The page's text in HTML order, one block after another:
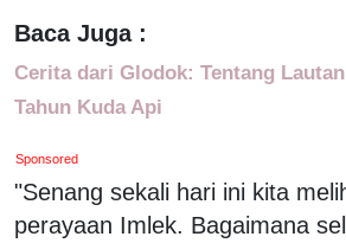
Baca Juga :
Cerita dari Glodok: Tentang
Tahun Kuda Api
Sponsored
"Senang sekali hari ini kita
perayaan Imlek. Bagaimana